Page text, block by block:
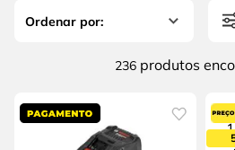
236 produtos
10º alicate